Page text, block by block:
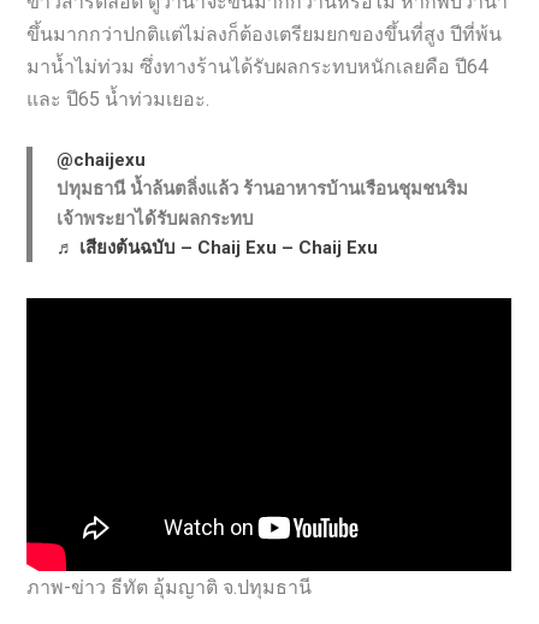
ขึ้นมากกว่าปกติแต่ไม่ลงก็ต้องเตรียมยกของขึ้นที่สูง ปีที่พ้น
มาน้ำไม่ท่วม ซึ่งทางร้านได้รับผลกระทบหนักเลยคือ ปี64
และ ปี65 น้ำท่วมเยอะ.
@chaijexu
ปทุมธานี น้ำล้นตลิ่งแล้ว ร้านอาหารบ้านเรือนชุมชนริม
เจ้าพระยาได้รับผลกระทบ
♬ เสียงต้นฉบับ – Chaij Exu – Chaij Exu
ภาพ-ข่าว ธีทัต อุ้มญาติ จ.ปทุมธานี